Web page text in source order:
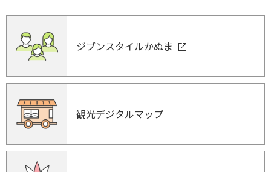
ジブンスタイルかぬま
観光デジタルマップ